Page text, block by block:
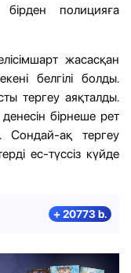
полицияға
жасасқан
белгілі болды.
тергеу аяқталды.
бірнеше рет
ақ тергеу
ес-түссіз күйде
+ 20773 b.